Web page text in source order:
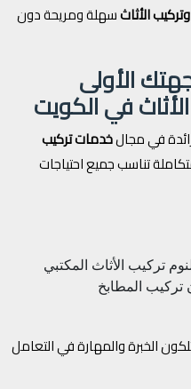
الأثاثسهلة ومريحة دون
الأولى
في الكويت
في مجالخدمات تركيب
تناسب جميع احتياجات
تركيب الأثاث المكتبي
تركيب المطابخ
الخبرة والمهارة في التعامل